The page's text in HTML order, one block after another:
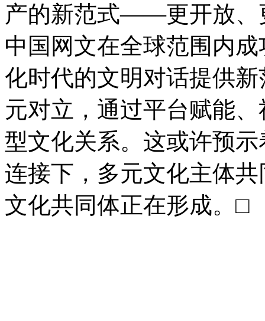
产的新范式——更开放、
中国网文在全球范围内
化时代的文明对话提供
元对立，通过平台赋能
型文化关系。这或许预
连接下，多元文化主体
文化共同体正在形成。□